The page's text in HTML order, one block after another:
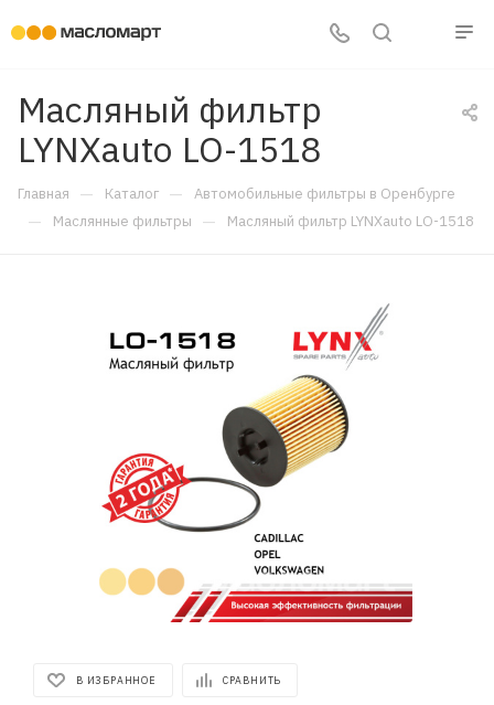
Масляный фильтр
LYNXauto LO-1518
Главная — Каталог — Автомобильные фильтры в Оренбурге
— Маслянные фильтры — Масляный фильтр LYNXauto LO-1518
В ИЗБРАННОЕ СРАВНИТЬ